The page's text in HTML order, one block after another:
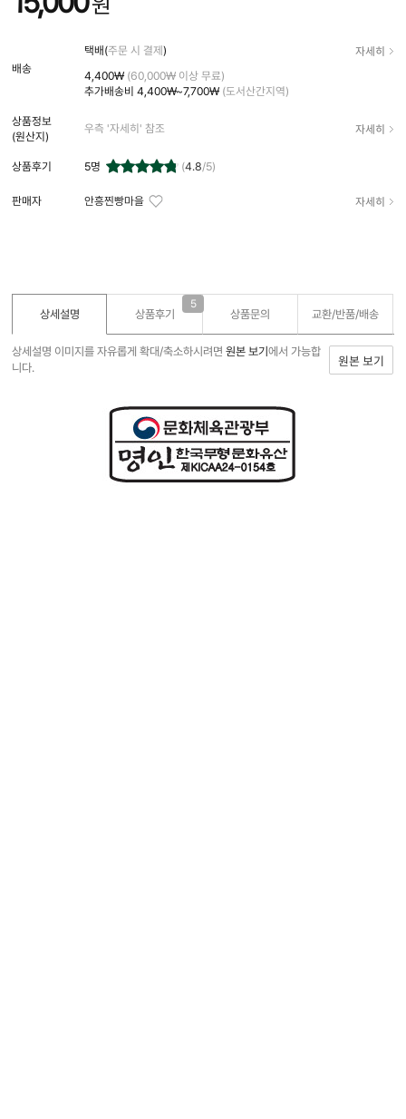
배송
택배(주문 시 결제) 자세히
4,400₩ (60,000₩ 이상 무료)
추가배송비 4,400₩~7,700₩ (도서산간지역)
상품정보
(원산지)
우측 '자세히' 참조 자세히
상품후기 5명 (4.8/5)
판매자 안흥찐빵마을 자세히
상세설명 상품후기
5
상품문의 교환/반품/배송
상세설명 이미지를 자유롭게 확대/축소하시려면원본 보기에서 가능합
니다.
원본 보기